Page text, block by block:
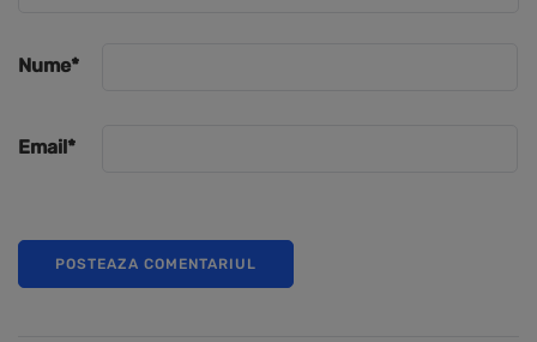
Nume*
Email*